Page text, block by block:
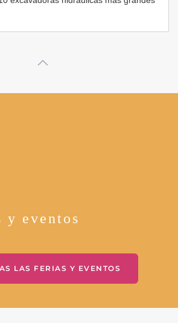
y eventos
LAS FERIAS Y EVENTOS